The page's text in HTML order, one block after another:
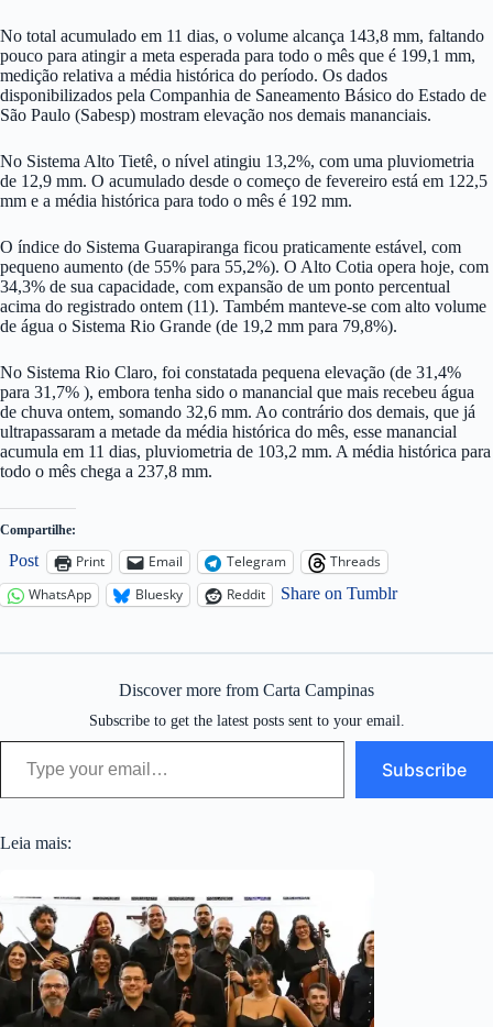
No total acumulado em 11 dias, o volume alcança 143,8 mm, faltando
pouco para atingir a meta esperada para todo o mês que é 199,1 mm,
medição relativa a média histórica do período. Os dados
disponibilizados pela Companhia de Saneamento Básico do Estado de
São Paulo (Sabesp) mostram elevação nos demais mananciais.
No Sistema Alto Tietê, o nível atingiu 13,2%, com uma pluviometria
de 12,9 mm. O acumulado desde o começo de fevereiro está em 122,5
mm e a média histórica para todo o mês é 192 mm.
O índice do Sistema Guarapiranga ficou praticamente estável, com
pequeno aumento (de 55% para 55,2%). O Alto Cotia opera hoje, com
34,3% de sua capacidade, com expansão de um ponto percentual
acima do registrado ontem (11). Também manteve-se com alto volume
de água o Sistema Rio Grande (de 19,2 mm para 79,8%).
No Sistema Rio Claro, foi constatada pequena elevação (de 31,4%
para 31,7% ), embora tenha sido o manancial que mais recebeu água
de chuva ontem, somando 32,6 mm. Ao contrário dos demais, que já
ultrapassaram a metade da média histórica do mês, esse manancial
acumula em 11 dias, pluviometria de 103,2 mm. A média histórica para
todo o mês chega a 237,8 mm.
Compartilhe:
Post Print Email Telegram
Threads
WhatsApp
Bluesky Reddit Share on Tumblr
Discover more from Carta Campinas
Subscribe to get the latest posts sent to your email.
Type your email…
Subscribe
Leia mais: